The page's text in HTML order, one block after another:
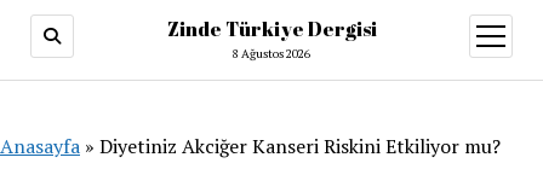
Zinde Türkiye Dergisi
8 Ağustos 2026
aç
Anasayfa » Diyetiniz Akciğer Kanseri Riskini Etkiliyor mu?